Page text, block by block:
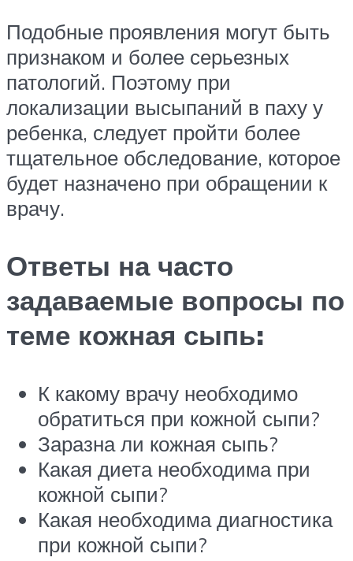
Подобные проявления могут быть
признаком и более серьезных
патологий. Поэтому при
локализации высыпаний в паху у
ребенка, следует пройти более
тщательное обследование, которое
будет назначено при обращении к
врачу.
Ответы на часто
задаваемые вопросы по
теме кожная сыпь:
К какому врачу необходимо
обратиться при кожной сыпи?
Заразна ли кожная сыпь?
Какая диета необходима при
кожной сыпи?
Какая необходима диагностика
при кожной сыпи?